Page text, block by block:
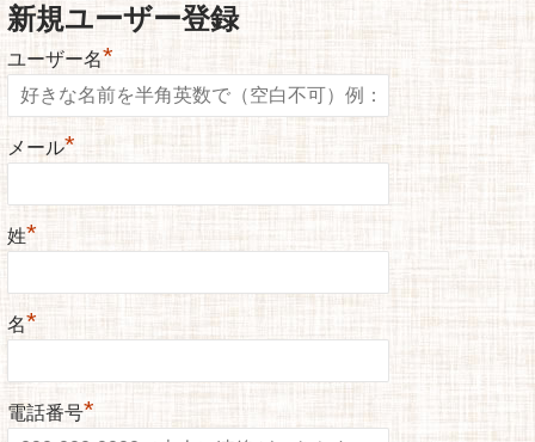
新規ユーザー登録
ユーザー名*
メール*
姓*
名*
電話番号*